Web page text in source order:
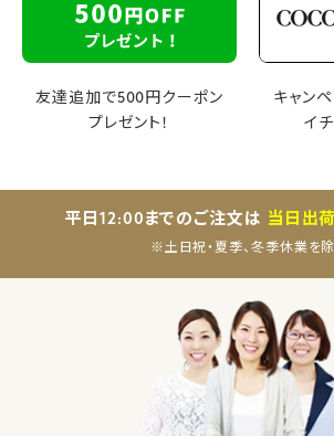
友達追加で500円クーポン
プレゼント！
キャン
イ
平日12:00までのご注文は 当日出荷
※土日祝・夏季、冬季休業を除